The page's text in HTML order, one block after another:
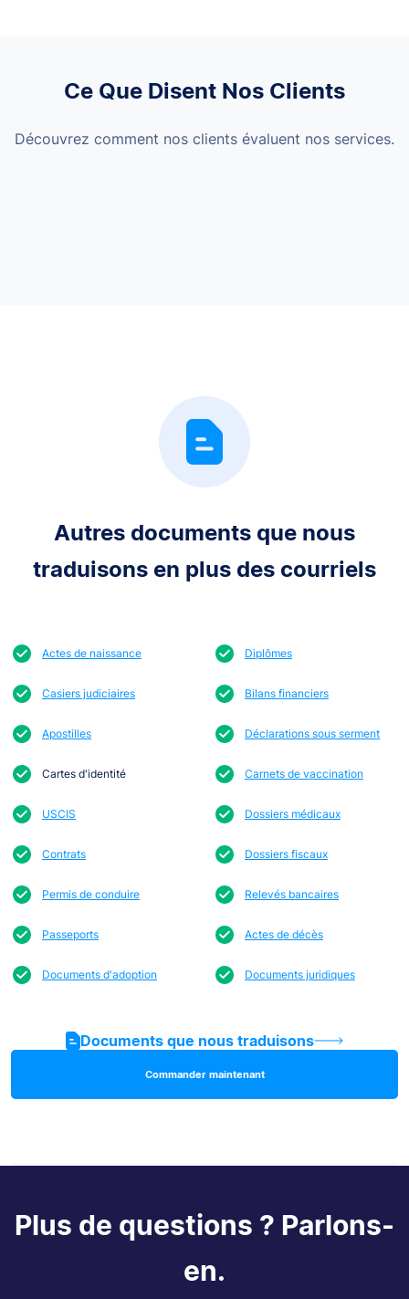
Ce Que Disent Nos Clients
Découvrez comment nos clients évaluent nos services.
Autres documents que nous
traduisons en plus des courriels
Actes de naissance Diplômes
Casiers judiciaires Bilans financiers
Apostilles Déclarations sous serment
Cartes d'identité Carnets de vaccination
USCIS Dossiers médicaux
Contrats Dossiers fiscaux
Permis de conduire Relevés bancaires
Passeports Actes de décès
Documents d'adoption Documents juridiques
Documents que nous traduisons
Commander maintenant
Plus de questions ? Parlons-
en.